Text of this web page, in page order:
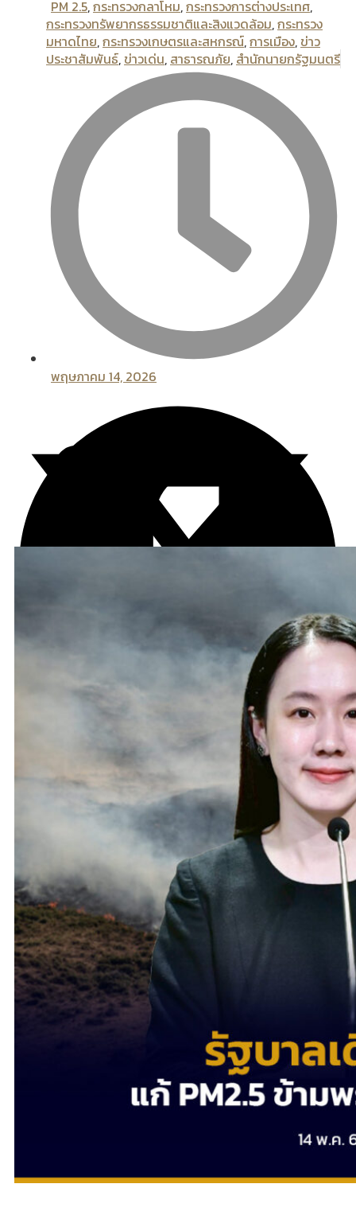
PM 2.5,กระทรวงกลาโหม,กระทรวงการต่างประเทศ,
กระทรวงทรัพยากรธรรมชาติและสิงแวดล้อม,กระทรวง
มหาดไทย,กระทรวงเกษตรและสหกรณ์,การเมือง, ข่าว
ประชาสัมพันธ์, ข่าวเด่น, สาธารณภัย, สํานักนายกรัฐมนตรี
พฤษภาคม 14, 2026